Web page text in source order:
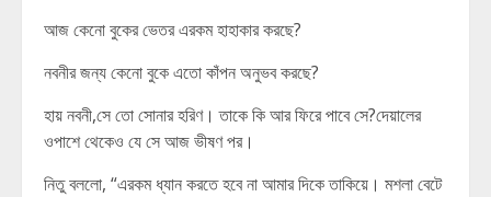
আজ কেনো বুকের ভেতর এরকম হাহাকার করছে?
নবনীর জন্য কেনো বুকে এতো কাঁপন অনুভব করছে?
হায় নবনী,সে তো সোনার হরিণ। তাকে কি আর ফিরে পাবে সে?দেয়ালের
ওপাশে থেকেও যে সে আজ ভীষণ পর।
নিতু বললো, “এরকম ধ্যান করতে হবে না আমার দিকে তাকিয়ে। মশলা বেটে